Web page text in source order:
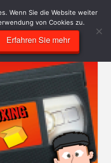
Wenn Sie die Website weiter
von Cookies zu.
Erfahren Sie mehr